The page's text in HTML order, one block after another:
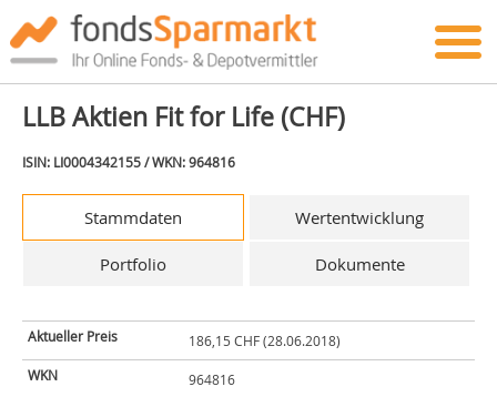
LLB Aktien Fit for Life (CHF)
ISIN: LI0004342155 / WKN: 964816
Stammdaten Wertentwicklung
Portfolio Dokumente
Aktueller Preis
186,15 CHF (28.06.2018)
WKN
964816